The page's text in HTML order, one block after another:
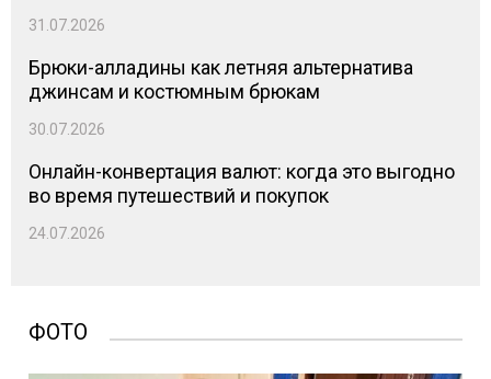
31.07.2026
Брюки-алладины как летняя альтернатива
джинсам и костюмным брюкам
30.07.2026
Онлайн-конвертация валют: когда это выгодно
во время путешествий и покупок
24.07.2026
ФОТО